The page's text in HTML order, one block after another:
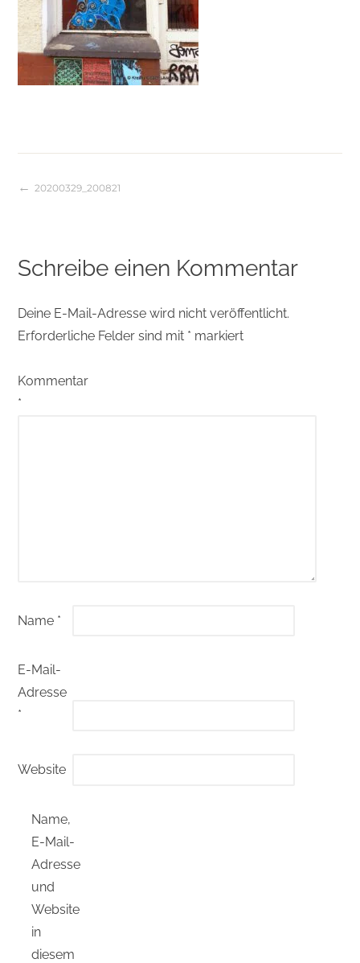
Beitragsnavigation
20200329_200821
Schreibe einen Kommentar
Deine E-Mail-Adresse wird nicht veröffentlicht.
Erforderliche Felder sind mit * markiert
Kommentar
*
Name *
E-Mail-
Adresse
*
Website
Name,
E-Mail-
Adresse
und
Website
in
diesem